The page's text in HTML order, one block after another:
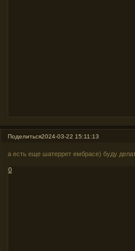
Поделиться2024-03-22 15:11:13
а есть еще шатеррет ембрасе) буду
0